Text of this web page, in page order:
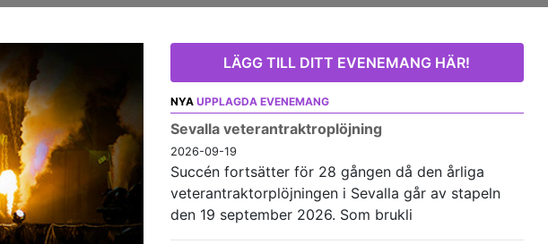
LÄGG TILL DITT EVENEMANG HÄR!
NYA UPPLAGDA EVENEMANG
Sevalla veterantraktroplöjning
2026-09-19
Succén fortsätter för 28 gången då den årliga
veterantraktorplöjningen i Sevalla går av stapeln
den 19 september 2026. Som brukli